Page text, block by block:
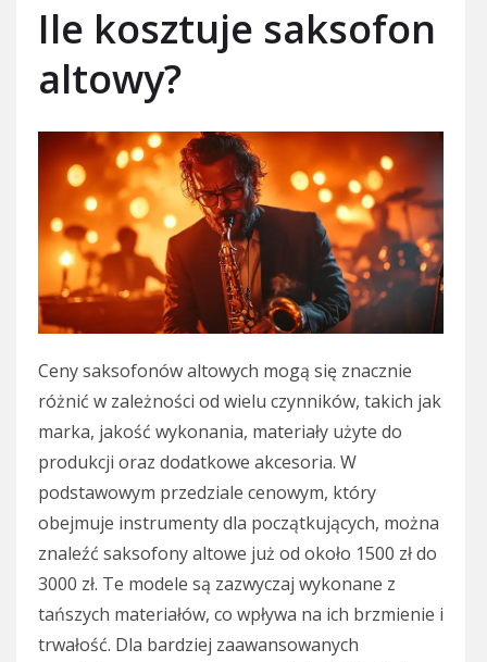
Ile kosztuje saksofon
altowy?
Ceny saksofonów altowych mogą się znacznie
różnić w zależności od wielu czynników, takich jak
marka, jakość wykonania, materiały użyte do
produkcji oraz dodatkowe akcesoria. W
podstawowym przedziale cenowym, który
obejmuje instrumenty dla początkujących, można
znaleźć saksofony altowe już od około 1500 zł do
3000 zł. Te modele są zazwyczaj wykonane z
tańszych materiałów, co wpływa na ich brzmienie i
trwałość. Dla bardziej zaawansowanych